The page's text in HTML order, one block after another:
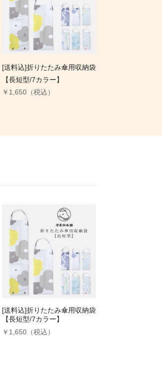
[送料込]折りたたみ傘用収納袋
【長短型/7カラー】
￥1,650（税込）
[送料込]折りたたみ傘用収納袋
【長短型/7カラー】
￥1,650（税込）